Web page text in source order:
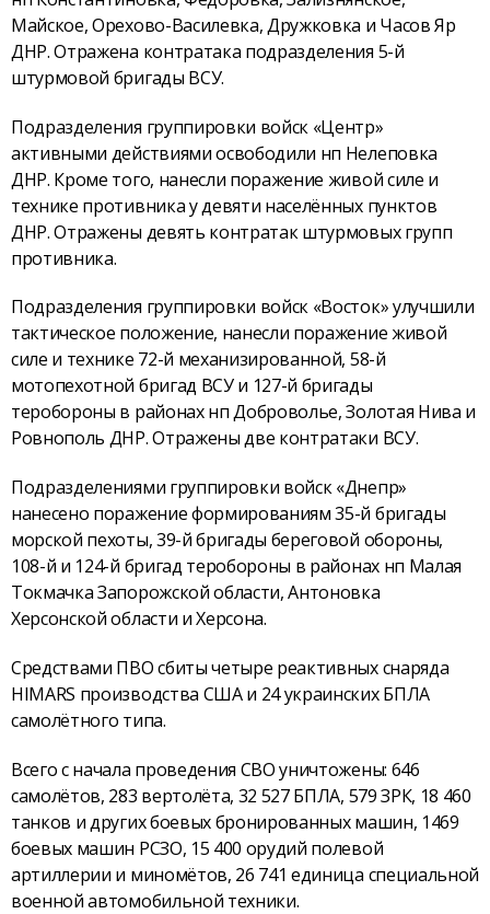
Майское, Орехово-Василевка, Дружковка и Часов Яр
ДНР. Отражена контратака подразделения 5-й
штурмовой бригады ВСУ.
Подразделения группировки войск «Центр»
активными действиями освободили нп Нелеповка
ДНР. Кроме того, нанесли поражение живой силе и
технике противника у девяти населённых пунктов
ДНР. Отражены девять контратак штурмовых групп
противника.
Подразделения группировки войск «Восток» улучшили
тактическое положение, нанесли поражение живой
силе и технике 72-й механизированной, 58-й
мотопехотной бригад ВСУ и 127-й бригады
теробороны в районах нп Доброволье, Золотая Нива и
Ровнополь ДНР. Отражены две контратаки ВСУ.
Подразделениями группировки войск «Днепр»
нанесено поражение формированиям 35-й бригады
морской пехоты, 39-й бригады береговой обороны,
108-й и 124-й бригад теробороны в районах нп Малая
Токмачка Запорожской области, Антоновка
Херсонской области и Херсона.
Средствами ПВО сбиты четыре реактивных снаряда
HIMARS производства США и 24 украинских БПЛА
самолётного типа.
Всего с начала проведения СВО уничтожены: 646
самолётов, 283 вертолёта, 32 527 БПЛА, 579 ЗРК, 18 460
танков и других боевых бронированных машин, 1469
боевых машин РСЗО, 15 400 орудий полевой
артиллерии и миномётов, 26 741 единица специальной
военной автомобильной техники.